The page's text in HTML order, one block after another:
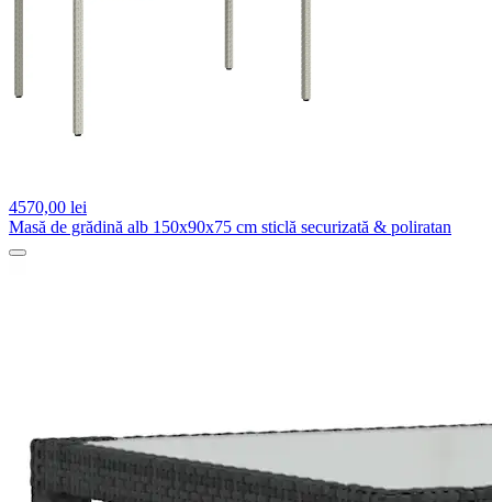
4570,00 lei
Masă de grădină alb 150x90x75 cm sticlă securizată & poliratan